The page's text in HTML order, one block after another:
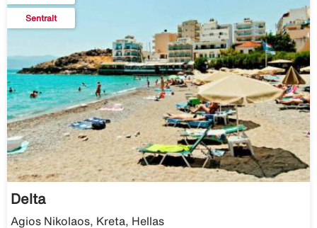
Sentralt
Delta
Agios Nikolaos, Kreta, Hellas